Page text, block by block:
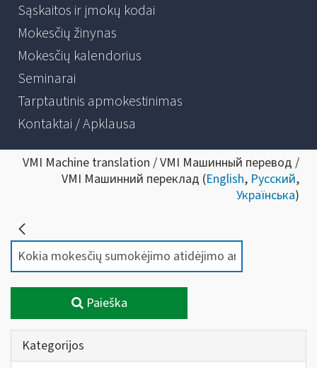
Sąskaitos ir įmokų kodai
Mokesčių žinynas
Mokesčių kalendorius
Seminarai
Tarptautinis apmokestinimas
Kontaktai / Apklausa
VMI Machine translation / VMI Машинный перевод /
VMI Машинний переклад (English, Русский,
Українська)
Paieška
Kategorijos